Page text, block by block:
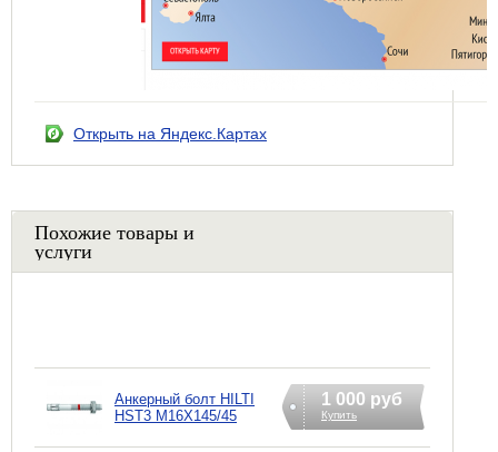
Открыть на Яндекс.Картах
Похожие товары и
услуги
Анкерный болт HILTI
HST3 M16X145/45
1 000 руб
Купить